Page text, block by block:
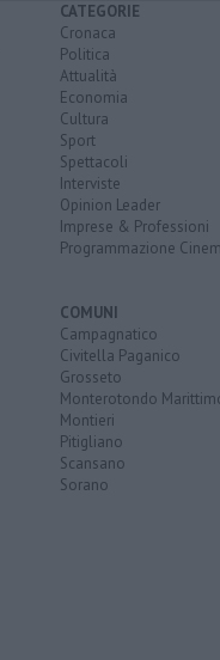
CATEGORIE
Cronaca
Politica
Attualità
Economia
Cultura
Sport
Spettacoli
Interviste
Opinion Leader
Imprese & Professioni
Programmazione
COMUNI
Campagnatico
Civitella Paganico
Grosseto
Monterotondo
Montieri
Pitigliano
Scansano
Sorano